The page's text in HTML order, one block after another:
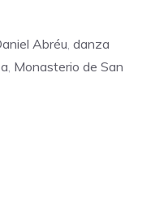
Abréu danza
Monasterio de San